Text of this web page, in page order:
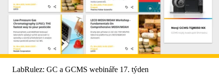
LabRulez: GC a GCMS webináře 17. týden